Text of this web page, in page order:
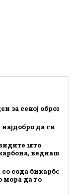
за секој оброк
да ги
што
веднаш
сода бикарбона
мора да го